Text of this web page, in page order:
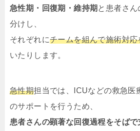
急性期・回復期・維持期 と患者さ
分けし、
それぞれにチームを組んで施術対応
いたりします。
急性期担当では、ICUなどの救急医
のサポートを行うため、
患者さんの顕著な回復過程をそばで